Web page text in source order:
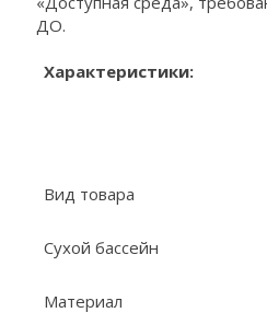
ДО.
Характеристики:
Вид товара
Сухой бассейн
Материал